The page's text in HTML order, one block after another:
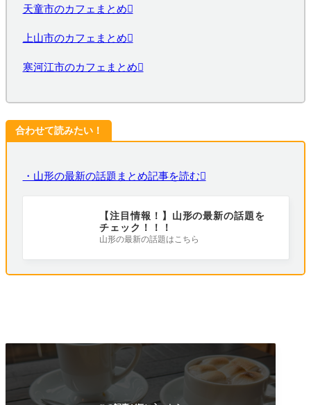
天童市のカフェまとめ
上山市のカフェまとめ
寒河江市のカフェまとめ
合わせて読みたい！
・山形の最新の話題まとめ記事を読む
【注目情報！】山形の最新の話題を
チェック！！！
山形の最新の話題はこちら